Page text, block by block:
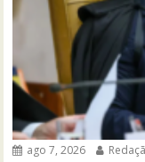
ago 7, 2026